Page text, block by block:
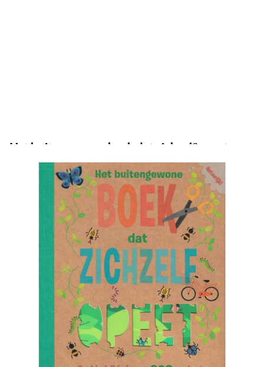
Het buitengewone boek dat zichzelf opeet